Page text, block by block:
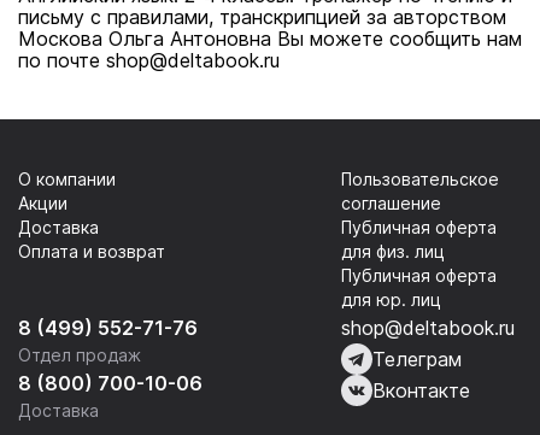
письму с правилами, транскрипцией за авторством
Москова Ольга Антоновна Вы можете сообщить нам
по почте shop@deltabook.ru
8 (499) 552-71-76
Отдел продаж
8 (800) 700-10-06
Доставка
О компании
Акции
Доставка
Оплата и возврат
Пользовательское
соглашение
Публичная оферта
для физ. лиц
Публичная оферта
для юр. лиц
shop@deltabook.ru
Телеграм
Вконтакте